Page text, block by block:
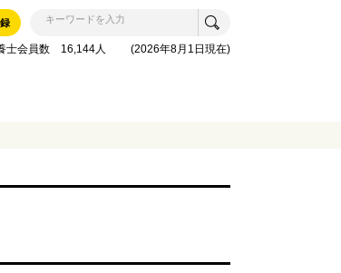
士会員数 16,144人 (2026年8月1日現在)